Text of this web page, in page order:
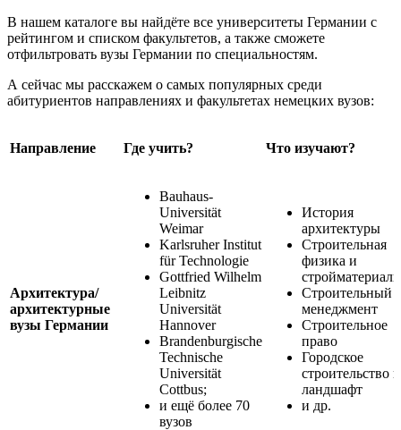
В нашем каталоге вы найдёте все университеты Германии с
рейтингом и списком факультетов, а также сможете
отфильтровать вузы Германии по специальностям.
А сейчас мы расскажем о самых популярных среди
абитуриентов направлениях и факультетах немецких вузов:
Направление Где учить? Что изучают?
Архитектура/
архитектурные
вузы Германии
Bauhaus-
Universität
Weimar
Karlsruher Institut
für Technologie
Gottfried Wilhelm
Leibnitz
Universität
Hannover
Brandenburgische
Technische
Universität
Cottbus;
и ещё более 70
вузов
История
архитектуры
Строительная
физика и
Строительный
менеджмент
Строительное
право
Городское
строительство и
ландшафт
и др.